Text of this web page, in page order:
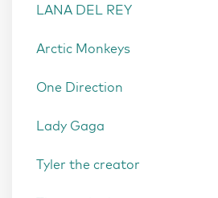
LANA DEL REY
Arctic Monkeys
One Direction
Lady Gaga
Tyler the creator